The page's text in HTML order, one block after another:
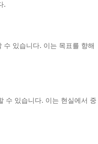
.
수 있습니다. 이는 목표를 향해
수 있습니다. 이는 현실에서 중